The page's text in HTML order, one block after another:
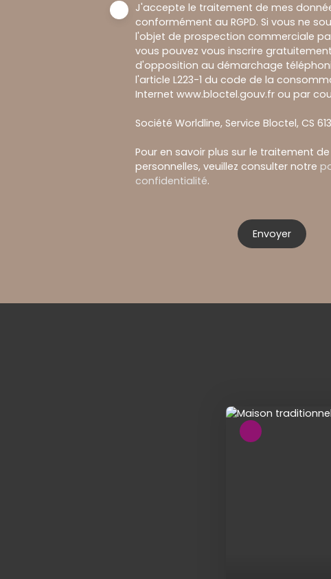
J'accepte le traitement de mes
conformément au RGPD. Si vous ne
l'objet de prospection commerciale
vous pouvez vous inscrire
d'opposition au démarchage
l'article L223-1 du code de la
Internet www.bloctel.gouv.fr ou par
Société Worldline, Service Bloctel, CS
Pour en savoir plus sur le traitement
personnelles, veuillez consulter notre
confidentialité.
Envoyer